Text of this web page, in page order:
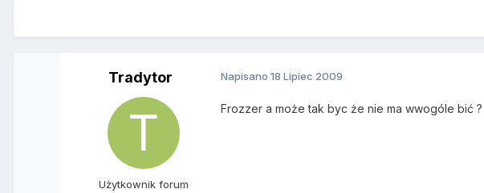
Tradytor
Użytkownik forum
Napisano18 Lipiec 2009
Frozzer a może tak byc że nie ma wwogóle bić ?